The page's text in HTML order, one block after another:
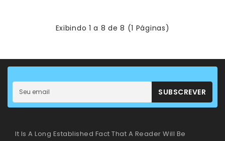
Exibindo 1 a 8 de 8 (1 Páginas)
SUBSCREVER
It Is A Long Established Fact That A Reader Will Be